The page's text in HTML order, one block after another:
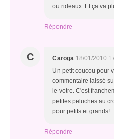
ou rideaux. Et ça va
Répondre
C Caroga 18/01/2010
Un petit coucou pour
commentaire laissé
le votre. C'est
petites peluches au
pour petits et grands!
Répondre